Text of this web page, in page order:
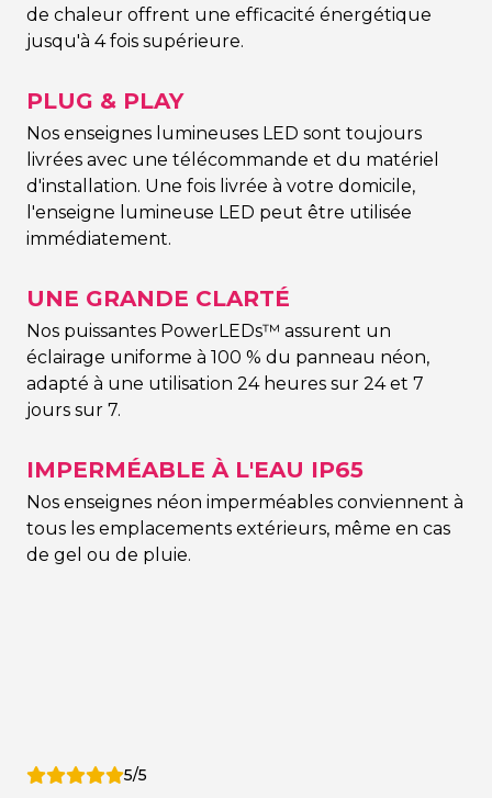
de chaleur offrent une efficacité énergétique
jusqu'à 4 fois supérieure.
PLUG & PLAY
Nos enseignes lumineuses LED sont toujours
livrées avec une télécommande et du matériel
d'installation. Une fois livrée à votre domicile,
l'enseigne lumineuse LED peut être utilisée
immédiatement.
UNE GRANDE CLARTÉ
Nos puissantes PowerLEDs™ assurent un
éclairage uniforme à 100 % du panneau néon,
adapté à une utilisation 24 heures sur 24 et 7
jours sur 7.
IMPERMÉABLE À L'EAU IP65
Nos enseignes néon imperméables conviennent à
tous les emplacements extérieurs, même en cas
de gel ou de pluie.
5/5